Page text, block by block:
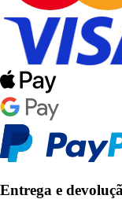
Entrega e